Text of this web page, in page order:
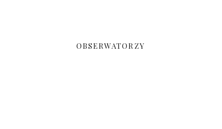
OBSERWATORZY